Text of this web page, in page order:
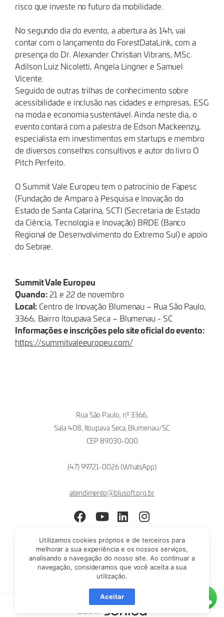
risco que investe no futuro da mobilidade.
No segundo dia do evento, a abertura às 14h, vai
contar com o lançamento do ForestDataLink, com a
presença do Dr. Alexander Christian Vibrans, MSc.
Adilson Luiz Nicoletti, Angela Lingner e Samuel
Vicente.
Seguido de outras trilhas de conhecimento sobre
acessibilidade e inclusão nas cidades e empresas, ESG
na moda e economia sustentável. Ainda neste dia, o
evento contará com a palestra de Edson Mackeenzy,
especialista em investimentos em startups e membro
de diversos conselhos consultivos e autor do livro O
Pitch Perfeito.
O Summit Vale Europeu tem o patrocínio de Fapesc
(Fundação de Amparo à Pesquisa e Inovação do
Estado de Santa Catarina, SCTI (Secretaria de Estado
da Ciência, Tecnologia e Inovação) BRDE (Banco
Regional de Desenvolvimento do Extremo Sul) e apoio
do Sebrae.
Summit Vale Europeu
Quando:21 e 22 de novembro
Local: Centro de Inovação Blumenau – Rua São Paulo,
3366, Bairro Itoupava Seca – Blumenau - SC
Informações e inscrições pelo site oficial do evento:
https://summitvaleeuropeu.com/
Rua São Paulo, nº 3366,
Sala 408, Itoupava Seca, Blumenau/SC
CEP 89030-000
(47) 99721-0026 (WhatsApp)
atendimento@blusoft.org.br
Built in
Utilizamos cookies próprios e de terceiros para
melhorar a sua experiência e os nossos serviços,
analisando a navegação do nosso site. Ao continuar a
navegação, consideramos que você aceita a sua
utilização.
Aceitar